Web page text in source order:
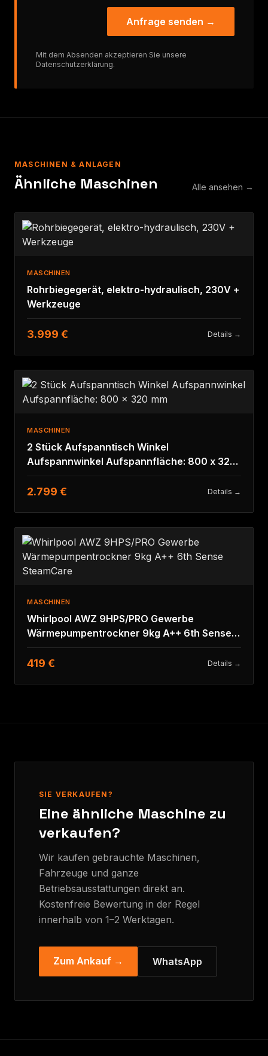
Anfrage senden →
Mit dem Absenden akzeptieren Sie unsere
Datenschutzerklärung.
MASCHINEN & ANLAGEN
Ähnliche Maschinen Alle ansehen →
MASCHINEN
Rohrbiegegerät, elektro-hydraulisch, 230V +
Werkzeuge
3.999 € Details →
MASCHINEN
2 Stück Aufspanntisch Winkel
Aufspannwinkel Aufspannfläche: 800 x 320
mm
2.799 € Details →
MASCHINEN
Whirlpool AWZ 9HPS/PRO Gewerbe
Wärmepumpentrockner 9kg A++ 6th Sense
SteamCare
419 € Details →
SIE VERKAUFEN?
Eine ähnliche Maschine zu
verkaufen?
Wir kaufen gebrauchte Maschinen,
Fahrzeuge und ganze
Betriebsausstattungen direkt an.
Kostenfreie Bewertung in der Regel
innerhalb von 1–2 Werktagen.
Zum Ankauf → WhatsApp